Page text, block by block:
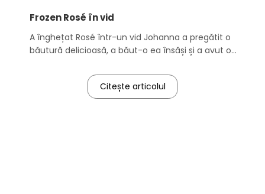
Frozen Rosé în vid
A înghețat Rosé într-un vid Johanna a pregătit o
băutură delicioasă, a băut-o ea însăși și a avut o
Citește articolul